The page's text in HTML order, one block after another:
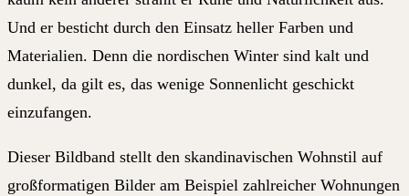
Und er besticht durch den Einsatz heller Farben und
Materialien. Denn die nordischen Winter sind kalt und
dunkel, da gilt es, das wenige Sonnenlicht geschickt
einzufangen.
Dieser Bildband stellt den skandinavischen Wohnstil auf
großformatigen Bilder am Beispiel zahlreicher Wohnungen